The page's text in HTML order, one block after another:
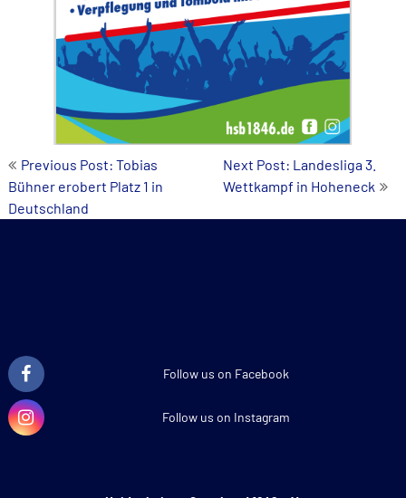
Beitrags-
Navigation
Previous Post: Tobias
Bühner erobert Platz 1 in
Deutschland
Next Post: Landesliga 3.
Wettkampf in Hoheneck
Follow us on Facebook
Follow us on Instagram